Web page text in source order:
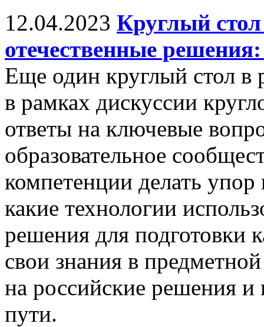
12.04.2023 Круглый
отечественные
Еще один круглый стол в
в рамках дискуссии
ответы на ключевые
образовательное
компетенции делать упор
какие технологии
решения для подготовки
свои знания в
на российские решения
пути.